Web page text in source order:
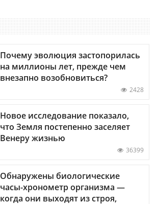
Почему эволюция застопорилась
на миллионы лет, прежде чем
внезапно возобновиться?
2428
Новое исследование показало,
что Земля постепенно заселяет
Венеру жизнью
36399
Обнаружены биологические
часы-хронометр организма —
когда они выходят из строя,